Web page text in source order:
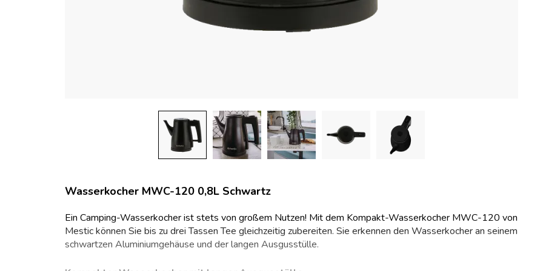
Wasserkocher MWC-120 0,8L Schwartz
Ein Camping-Wasserkocher ist stets von großem Nutzen! Mit dem Kompakt-Wasserkocher MWC-120 von
Mestic können Sie bis zu drei Tassen Tee gleichzeitig zubereiten. Sie erkennen den Wasserkocher an seinem
schwartzen Aluminiumgehäuse und der langen Ausgusstülle.